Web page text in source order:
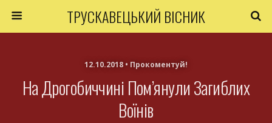
ТРУСКАВЕЦЬКИЙ ВІСНИК
12.10.2018 • Прокоментуй!
На Дрогобиччині Пом’янули Загиблих
Воїнів